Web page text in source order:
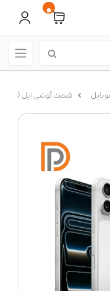
0
قیمت گوشی اپل (IPhone)